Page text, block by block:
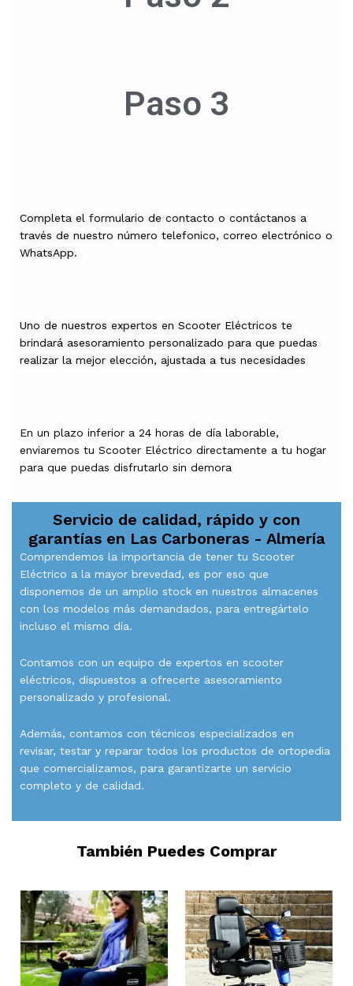
Paso 3
Completa el formulario de contacto o contáctanos a
través de nuestro número telefonico, correo electrónico o
WhatsApp.
Uno de nuestros expertos en Scooter Eléctricos te
brindará asesoramiento personalizado para que puedas
realizar la mejor elección, ajustada a tus necesidades
En un plazo inferior a 24 horas de día laborable,
enviaremos tu Scooter Eléctrico directamente a tu hogar
para que puedas disfrutarlo sin demora
Servicio de calidad, rápido y con
garantías en Las Carboneras - Almería
Comprendemos la importancia de tener tu Scooter
Eléctrico a la mayor brevedad, es por eso que
disponemos de un amplio stock en nuestros almacenes
con los modelos más demandados, para entregártelo
incluso el mismo día.
Contamos con un equipo de expertos en scooter
eléctricos, dispuestos a ofrecerte asesoramiento
personalizado y profesional.
Además, contamos con técnicos especializados en
revisar, testar y reparar todos los productos de ortopedia
que comercializamos, para garantizarte un servicio
completo y de calidad.
También Puedes Comprar